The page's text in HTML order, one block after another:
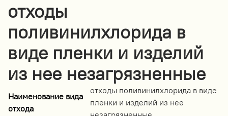
отходы
поливинилхлорида в
виде пленки и изделий
из нее незагрязненные
Наименование вида
отхода
отходы поливинилхлорида в виде
пленки и изделий из нее